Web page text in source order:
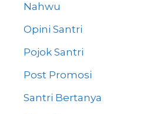
Nahwu
Opini Santri
Pojok Santri
Post Promosi
Santri Bertanya